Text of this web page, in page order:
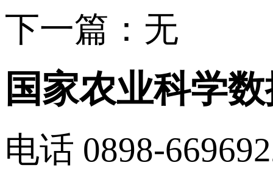
下一篇：无
国家农业科学
电话 0898-